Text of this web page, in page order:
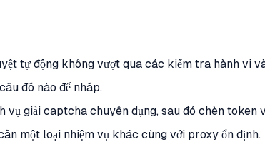
tự động không vượt qua các kiểm tra hành vi
đố nào để nhấp.
giải captcha chuyên dụng, sau đó chèn token
một loại nhiệm vụ khác cùng với proxy ổn định.